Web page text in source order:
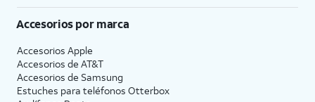
Accesorios por marca
Accesorios Apple
Accesorios de AT&T
Accesorios de Samsung
Estuches para teléfonos Otterbox